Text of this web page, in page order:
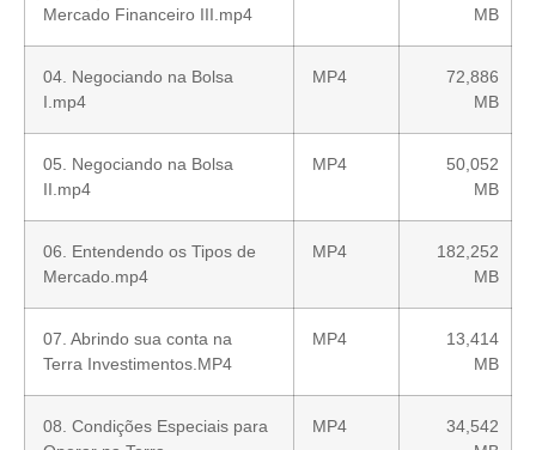
Mercado Financeiro III.mp4
MB
04. Negociando na Bolsa
I.mp4
MP4
72,886
MB
05. Negociando na Bolsa
II.mp4
MP4
50,052
MB
06. Entendendo os Tipos de
Mercado.mp4
MP4
182,252
MB
07. Abrindo sua conta na
Terra Investimentos.MP4
MP4
13,414
MB
08. Condições Especiais para
MP4
34,542